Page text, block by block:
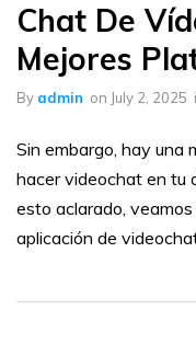
Chat De
Mejores
By admin on July 2, 2025
Sin embargo, hay una
hacer videochat en tu
esto aclarado,
aplicación de